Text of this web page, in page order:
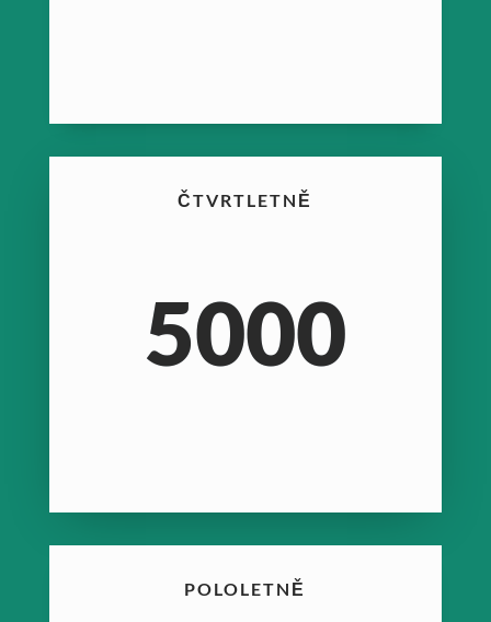
ČTVRTLETNĚ
5000
POLOLETNĚ